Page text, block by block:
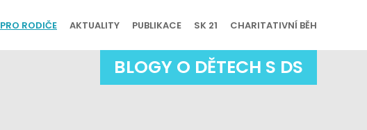
PRO RODIČE AKTUALITY PUBLIKACE SK 21 CHARITATIVNÍ BĚH
BLOGY O DĚTECH S DS